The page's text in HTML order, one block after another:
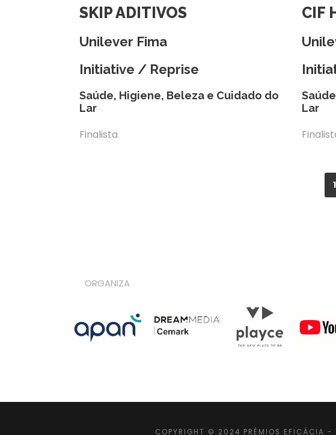
SKIP ADITIVOS
Unilever Fima
Initiative / Reprise
Saúde, Higiene, Beleza e Cuidado do
Lar
Finalista
CIF
Lar
1
ORGANIZA
COPYRIGHT © 2024 PRÉMIOS EFICÁCIA -